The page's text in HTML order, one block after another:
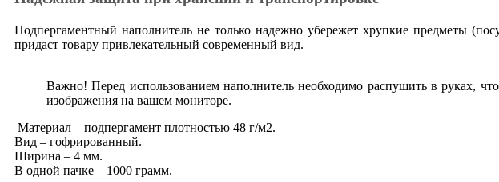
Подпергаментный наполнитель не только надежно убережет хрупкие предметы
придаст товару привлекательный современный вид.
Важно! Перед использованием наполнитель необходимо распушить в руках,
изображения на вашем мониторе.
Материал – подпергамент плотностью 48 г/м2.
Вид – гофрированный.
Ширина – 4 мм.
В одной пачке – 1000 грамм.